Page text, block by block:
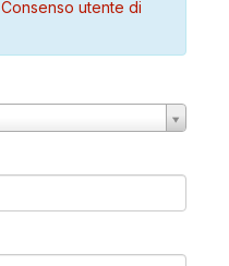
Consenso utente di